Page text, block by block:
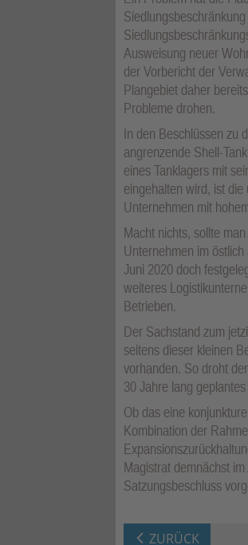
Ausweisung neuer
der Vorbericht der
Plangebiet daher
Probleme drohen.
In den Beschlüssen zu
angrenzende Shell-
eines Tanklagers mit
eingehalten wird, ist
Unternehmen mit
Macht nichts, sollte
Unternehmen im
Juni 2020 doch
weiteres
Betrieben.
Der Sachstand zum
seitens dieser kleinen
vorhanden. So droht
30 Jahre lang
Ob das eine
Kombination der
Magistrat demnächst
Satzungsbeschluss
ZURÜCK